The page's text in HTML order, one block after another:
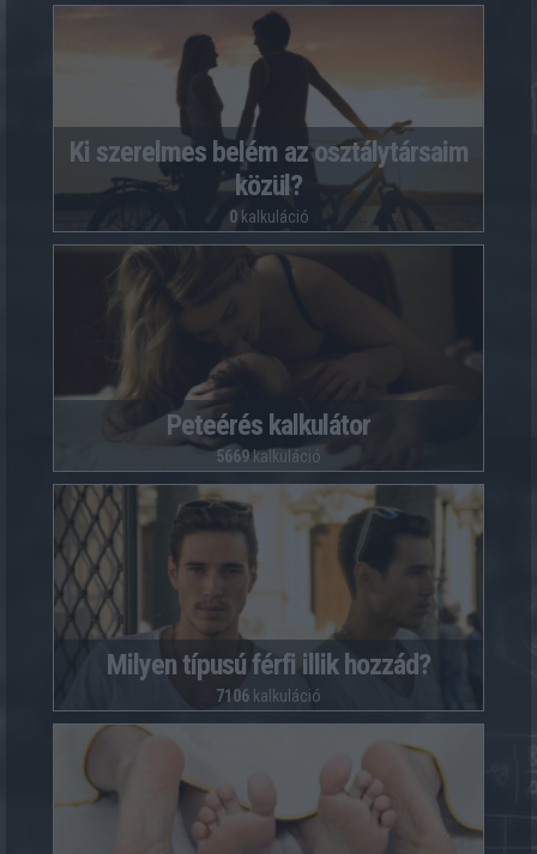
Ki szerelmes belém az osztálytársaim
közül?
0kalkuláció
Peteérés kalkulátor
5669kalkuláció
Milyen típusú férfi illik hozzád?
7106 kalkuláció